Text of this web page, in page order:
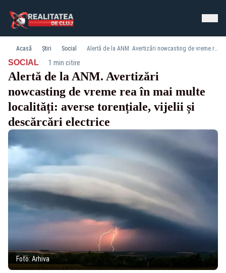
Acasă Știri Social Alertă de la ANM. Avertizări nowcasting de vreme rea în mai multe localități: averse torențiale, vijelii și descărcări electrice
SOCIAL· 1 min citire
Alertă de la ANM. Avertizări
nowcasting de vreme rea în mai multe
localități: averse torențiale, vijelii și
descărcări electrice
Foto: Arhiva